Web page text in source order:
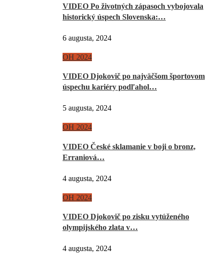
VIDEO Po životných zápasoch vybojovala
historický úspech Slovenska:…
6 augusta, 2024
OH 2024
VIDEO Djokovič po najväčšom športovom
úspechu kariéry podľahol…
5 augusta, 2024
OH 2024
VIDEO České sklamanie v boji o bronz,
Erraniová…
4 augusta, 2024
OH 2024
VIDEO Djokovič po zisku vytúženého
olympijského zlata v…
4 augusta, 2024